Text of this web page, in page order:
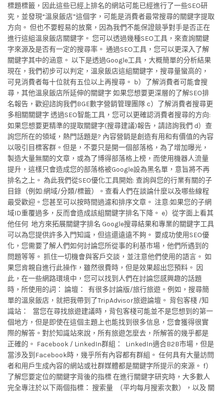
標題標籤，因此這些已經上排名的網站可能已經進行了一些SEO研
究，並發現“溫泉飯店”這個字，可能是消費者最常搜尋的關鍵字提取
方向。 但也不要輕易的放棄，因為我們不能保證競爭對手是否正在
進行這組溫泉飯店關鍵字。 您可以透過幾種SEO工具，來查詢關鍵
字來源及是否有一定的搜尋率。 通過SEO工具，您可以更深入了解
關鍵字其中的涵意。 以下是透過Google工具，大概簡單的分析結果
現在，我們初步可以判定，溫泉飯店這組關鍵字，搜尋量蠻高的，
可見消費者每十位就有五位以上再搜尋。 b）了解消費者可能會搜
尋，其他溫泉飯店所延伸的關鍵字 如果您想要更深層的了解SEO排
名報告，歡迎諮詢我們BGE數字營銷管理團隊 c）了解消費者搜尋更
多相關關鍵字 透過SEO智能工具，您可以更確認消費者搜尋的方向:
如果您想要更精準的提取關鍵字(搜尋建議)報告，請諮詢我們 d）查
詢您所在的領域，熱門話題是? 內容營銷是創造有用和有價值的內容
以吸引目標客群。但是，不要只是開一個部落格，為了增加曝光，
製造大量無關的文章，或為了博得部落格上榜，而使用機器人流量
提升，這樣只會造成您的部落格被Google設為黑名單，意旨將不再
排名之上。 為此我們從SEO優化工具開始: 查詢與您的行業有關的子
目錄（例如:網域/分類/標籤）。查看人們在談論什麼以及哪些線程
最受歡迎。您甚至可以按時間過濾和排序文章。 注意:如果您的子網
域ID重覆過多，反而會造成該組關鍵字排名下降。 e）從字面上看其
他任何 地方來拓展關鍵字排名 Google搜尋結果和專業的關鍵字工具
可以為您提供許多入門知識，但這還遠遠不夠。 要成功使用SEO優
化，您需要了解人們如何討論您所從事的利基市場，他們所遇到的
問題等等。 抓住一切機會與客戶交談，並注意他們使用的語言。 如
果您肯親自進行此操作，雖然很費時，但是效果超出您預料。 因
此，在一些網路環境中，您可以找到人們在討論您感興趣的話題
時，所使用的詞： 論壇： 有很多討論版/旅行旅遊。例如，搜尋簡
單的溫泉飯店，就把我帶到了TripAdvisor旅遊論壇。 背包客棧 /知
識站： 當您在尋找旅遊建議時，背包客棧可能並不是您想到的第一
個地方，但是即使在這個主題上也能找到很多信息，您會獲得很實
際的解答。對於知識站來說，所有旅遊怎麼去，所解答的幾乎都是
正確的。 Facebook / LinkedIn群組： LinkedIn適合B2B市場，但是
當涉及到Facebook時，幾乎所有內容都有群組。 任何具有大量訪問
者和用戶生成內容的網站或社群媒體都是關鍵字所提示的來源。 f）
了解您要定位的關鍵字背後的指標 在進行關鍵字研究時，大多數人
完全專注於以下兩個指標： 搜索量 （平均每月搜索次數），以及 關